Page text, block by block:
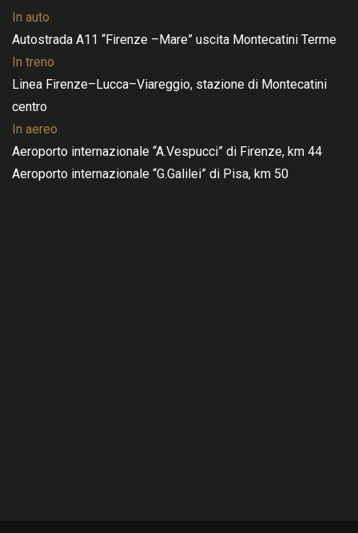
In auto
Autostrada A11 “Firenze –Mare” uscita Montecatini Terme
In treno
Linea Firenze–Lucca–Viareggio, stazione di Montecatini
centro
In aereo
Aeroporto internazionale “A.Vespucci” di Firenze, km 44
Aeroporto internazionale “G.Galilei” di Pisa, km 50